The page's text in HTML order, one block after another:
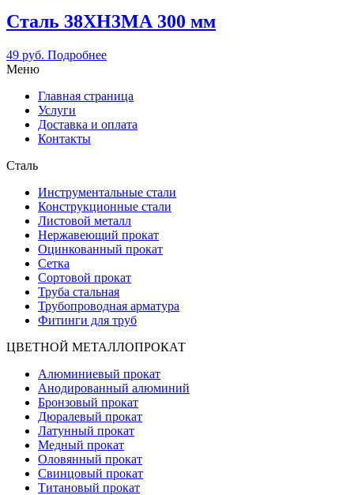
Сталь 38ХН3МА 300 мм
49 руб. Подробнее
Меню
Главная страница
Услуги
Доставка и оплата
Контакты
Сталь
Инструментальные стали
Конструкционные стали
Листовой металл
Нержавеющий прокат
Оцинкованный прокат
Сетка
Сортовой прокат
Труба стальная
Трубопроводная арматура
Фитинги для труб
ЦВЕТНОЙ МЕТАЛЛОПРОКАТ
Алюминиевый прокат
Анодированный алюминий
Бронзовый прокат
Дюралевый прокат
Латунный прокат
Медный прокат
Оловянный прокат
Свинцовый прокат
Титановый прокат